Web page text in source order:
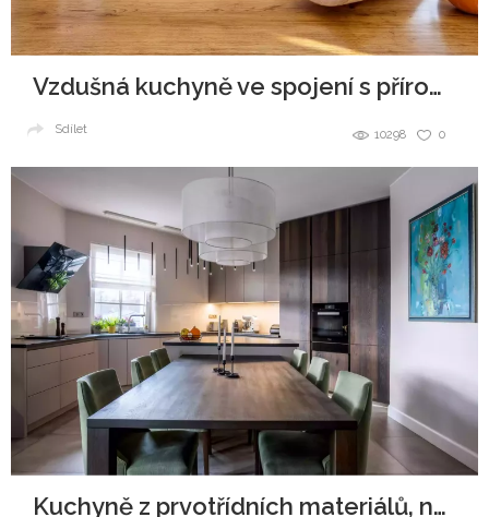
Vzdušná kuchyně ve spojení s přírodou
0
10298
Sdílet
Kuchyně z prvotřídních materiálů, navždy jako nová